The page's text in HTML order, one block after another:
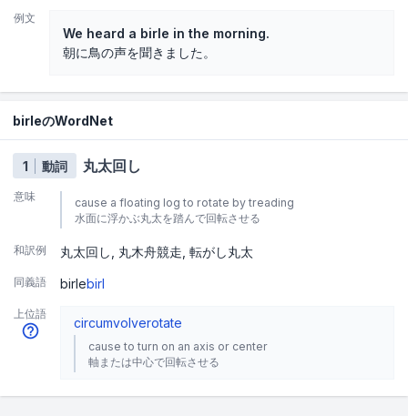
例文
We heard a birle in the morning.
朝に鳥の声を聞きました。
birleのWordNet
1 動詞 丸太回し
意味
cause a floating log to rotate by treading
水面に浮かぶ丸太を踏んで回転させる
和訳例 丸太回し 丸木舟競走 転がし丸太
同義語 birlebirl
上位語
circumvolverotate
cause to turn on an axis or center
軸または中心で回転させる